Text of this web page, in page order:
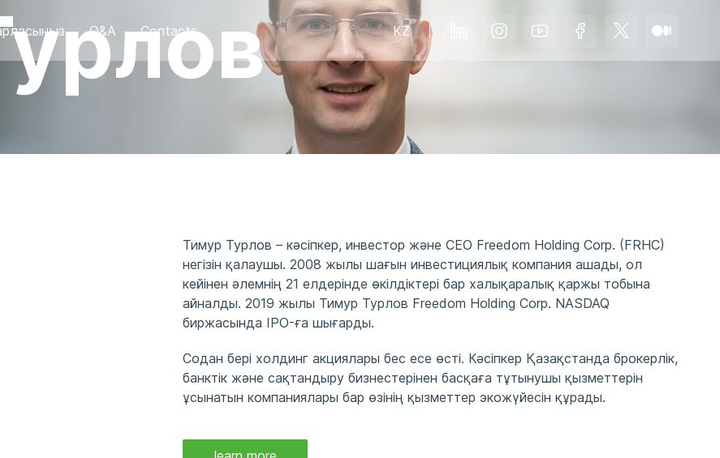
Q&A Contacts KZ
Тимур Турлов – кәсіпкер, инвестор және CEO Freedom Holding Corp. (FRHC)
негізін қалаушы. 2008 жылы шағын инвестициялық компания ашады, ол
кейінен әлемнің 21 елдерінде өкілдіктері бар халықаралық қаржы тобына
айналды. 2019 жылы Тимур Турлов Freedom Holding Corp. NASDAQ
биржасында IPO-ға шығарды.
Содан бері холдинг акциялары бес есе өсті. Кәсіпкер Қазақстанда брокерлік,
банктік және сақтандыру бизнестерінен басқаға тұтынушы қызметтерін
ұсынатын компаниялары бар өзінің қызметтер экожүйесін құрады.